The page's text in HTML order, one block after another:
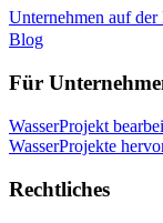
Unternehmen auf der
Blog
Für
WasserProjekt
WasserProjekte
Rechtliches